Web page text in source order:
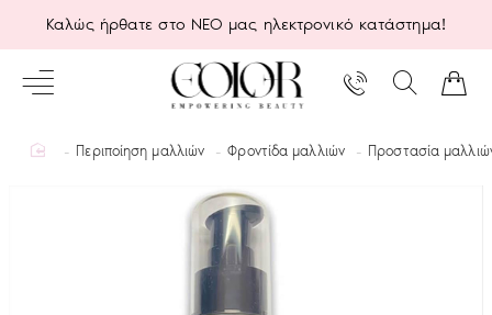
Καλώς ήρθατε στο ΝΕΟ μας ηλεκτρονικό κατάστημα!
homeΠεριποίηση μαλλιών Φροντίδα μαλλιών Προστασία